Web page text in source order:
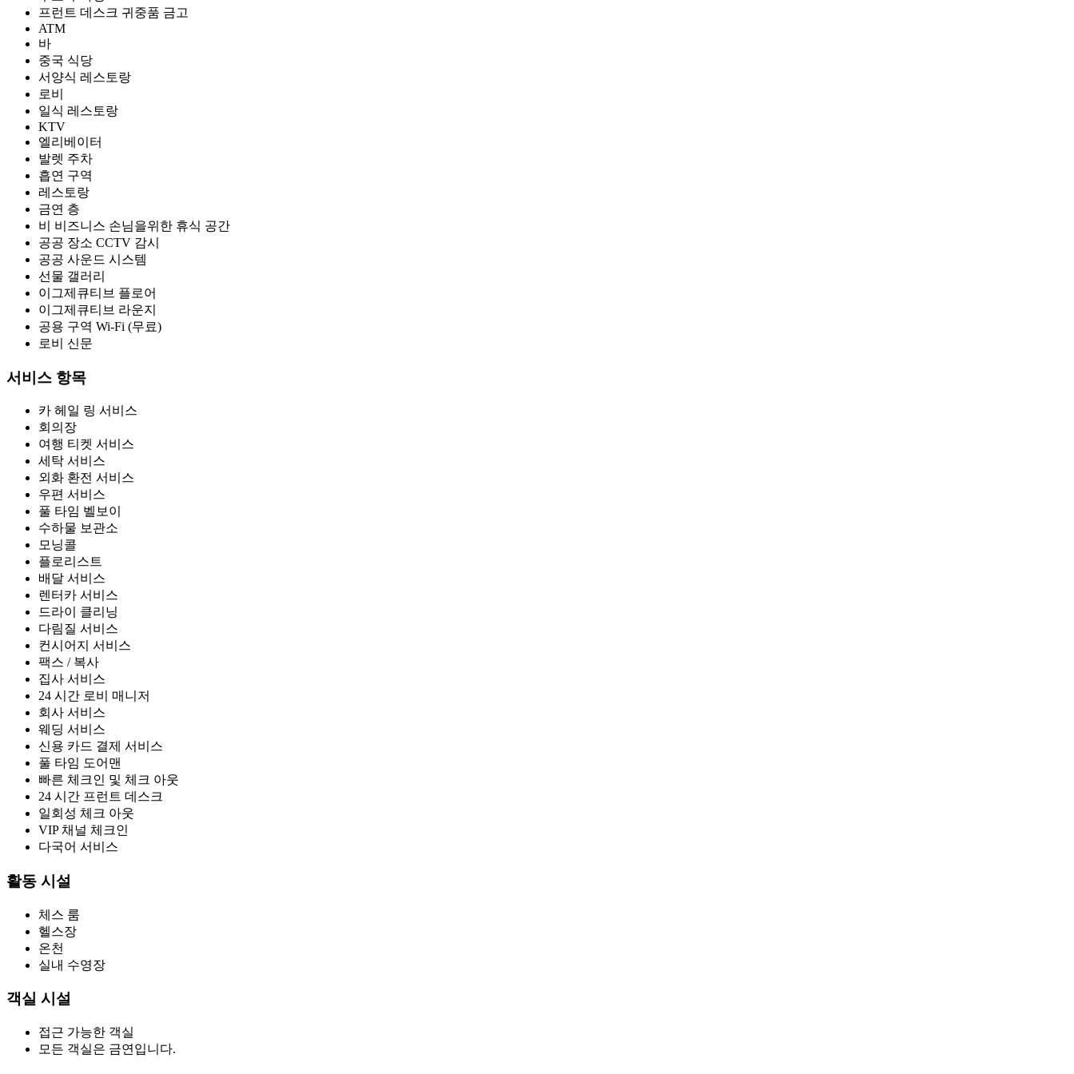
프런트 데스크 귀중품 금고
ATM
바
중국 식당
서양식 레스토랑
로비
일식 레스토랑
KTV
엘리베이터
발렛 주차
흡연 구역
레스토랑
금연 층
비 비즈니스 손님을위한 휴식 공간
공공 장소 CCTV 감시
공공 사운드 시스템
선물 갤러리
이그제큐티브 플로어
이그제큐티브 라운지
공용 구역 Wi-Fi (무료)
로비 신문
서비스 항목
카 헤일 링 서비스
회의장
여행 티켓 서비스
세탁 서비스
외화 환전 서비스
우편 서비스
풀 타임 벨보이
수하물 보관소
모닝콜
플로리스트
배달 서비스
렌터카 서비스
드라이 클리닝
다림질 서비스
컨시어지 서비스
팩스 / 복사
집사 서비스
24 시간 로비 매니저
회사 서비스
웨딩 서비스
신용 카드 결제 서비스
풀 타임 도어맨
빠른 체크인 및 체크 아웃
24 시간 프런트 데스크
일회성 체크 아웃
VIP 채널 체크인
다국어 서비스
활동 시설
체스 룸
헬스장
온천
실내 수영장
객실 시설
접근 가능한 객실
모든 객실은 금연입니다.